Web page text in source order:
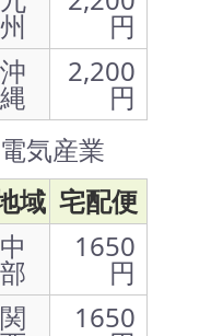
州
円
沖
縄
2,200
円
気産業
域 宅配便
中
部
1650
円
関 1650